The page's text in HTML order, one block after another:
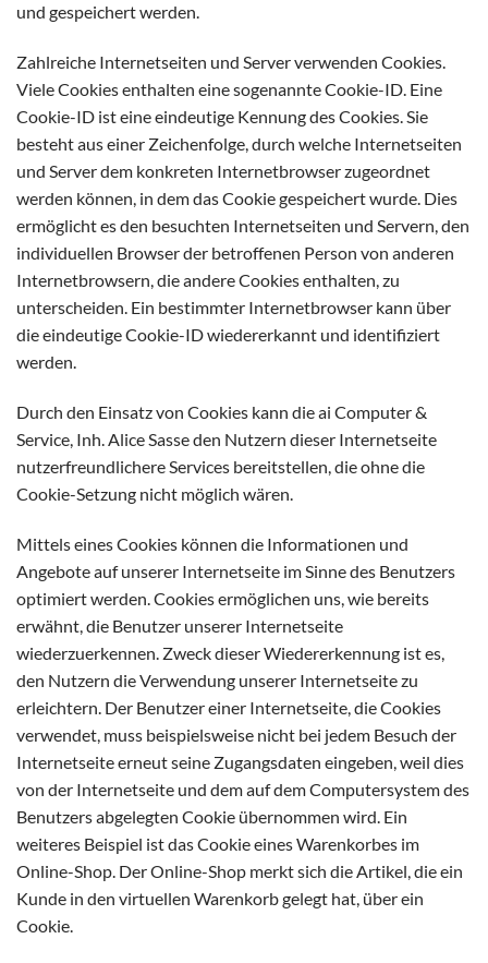
und gespeichert werden.
Zahlreiche Internetseiten und Server verwenden Cookies.
Viele Cookies enthalten eine sogenannte Cookie-ID. Eine
Cookie-ID ist eine eindeutige Kennung des Cookies. Sie
besteht aus einer Zeichenfolge, durch welche Internetseiten
und Server dem konkreten Internetbrowser zugeordnet
werden können, in dem das Cookie gespeichert wurde. Dies
ermöglicht es den besuchten Internetseiten und Servern, den
individuellen Browser der betroffenen Person von anderen
Internetbrowsern, die andere Cookies enthalten, zu
unterscheiden. Ein bestimmter Internetbrowser kann über
die eindeutige Cookie-ID wiedererkannt und identifiziert
werden.
Durch den Einsatz von Cookies kann die ai Computer &
Service, Inh. Alice Sasse den Nutzern dieser Internetseite
nutzerfreundlichere Services bereitstellen, die ohne die
Cookie-Setzung nicht möglich wären.
Mittels eines Cookies können die Informationen und
Angebote auf unserer Internetseite im Sinne des Benutzers
optimiert werden. Cookies ermöglichen uns, wie bereits
erwähnt, die Benutzer unserer Internetseite
wiederzuerkennen. Zweck dieser Wiedererkennung ist es,
den Nutzern die Verwendung unserer Internetseite zu
erleichtern. Der Benutzer einer Internetseite, die Cookies
verwendet, muss beispielsweise nicht bei jedem Besuch der
Internetseite erneut seine Zugangsdaten eingeben, weil dies
von der Internetseite und dem auf dem Computersystem des
Benutzers abgelegten Cookie übernommen wird. Ein
weiteres Beispiel ist das Cookie eines Warenkorbes im
Online-Shop. Der Online-Shop merkt sich die Artikel, die ein
Kunde in den virtuellen Warenkorb gelegt hat, über ein
Cookie.